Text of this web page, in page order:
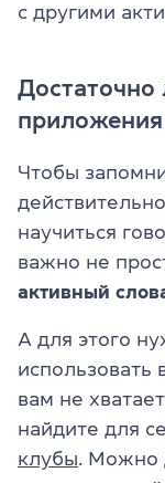
с другими
Достаточно
Чтобы
научиться
важно не
активный
А для этого
использовать
вам не
найдите для
клубы. Можно